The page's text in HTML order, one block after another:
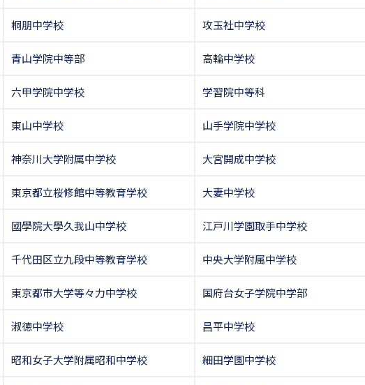
桐朋中学校 攻玉社中学校
青山学院中等部 高輪中学校
六甲学院中学校 学習院中等科
東山中学校 山手学院中学校
神奈川大学附属中学校 大宮開成中学校
東京都立桜修館中等教育学校 大妻中学校
國學院大學久我山中学校 江戸川学園取手中学校
千代田区立九段中等教育学校 中央大学附属中学校
東京都市大学等々力中学校 国府台女子学院中学部
淑徳中学校 昌平中学校
昭和女子大学附属昭和中学校 細田学園中学校